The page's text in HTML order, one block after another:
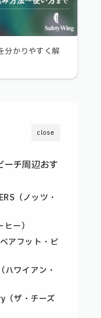
分かりやすく解
close
ーチ周辺おす
（ノッツ・
ー）
アフット・ビ
ワイアン・
ザ・チーズ